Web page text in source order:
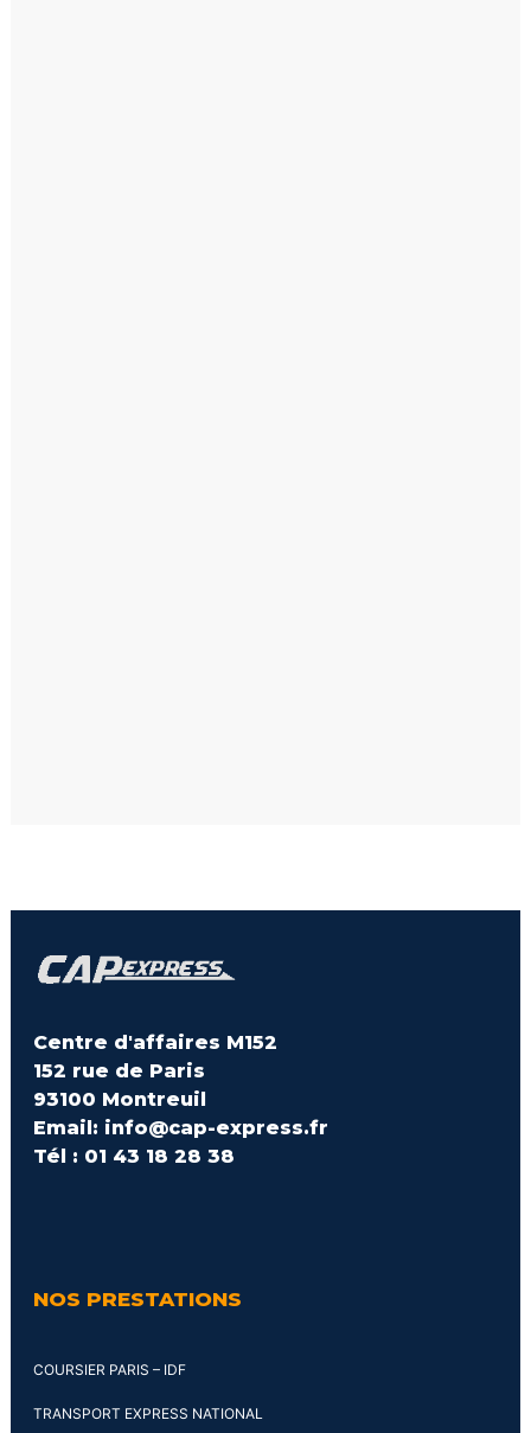
Centre d'affaires M152
152 rue de Paris
93100 Montreuil
Email: info@cap-express.fr
Tél : 01 43 18 28 38
NOS PRESTATIONS
COURSIER PARIS – IDF
TRANSPORT EXPRESS NATIONAL